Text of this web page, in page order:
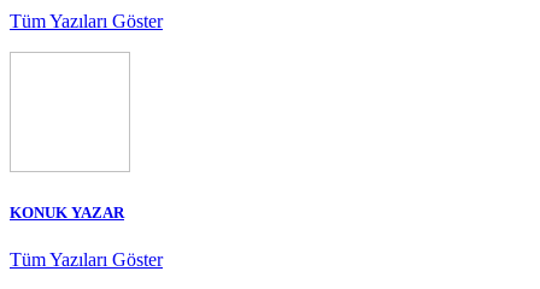
Tüm Yazıları Göster
KONUK YAZAR
Tüm Yazıları Göster